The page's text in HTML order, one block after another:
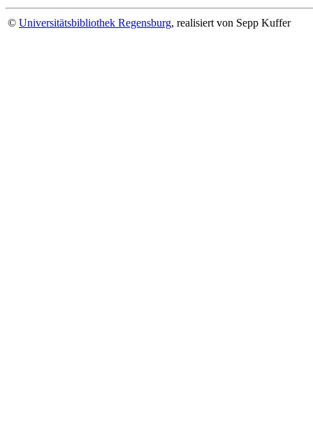
© Universitätsbibliothek Regensburg, realisiert von Sepp Kuffer